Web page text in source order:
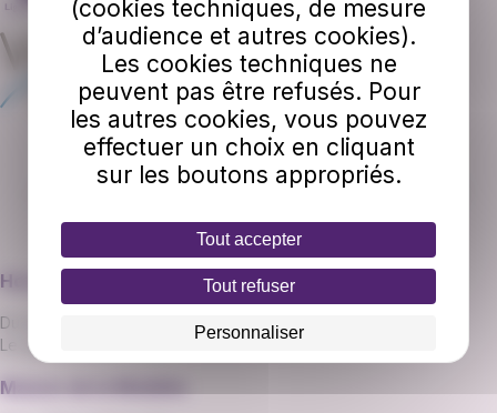
L'va est opéré par Vienne mobilité, filiale du Groupe RATP
Horaires d'ouverture
Du lundi au vendredi : 8h30-12h30 et 14h00-19h00
Le samedi : 8h30-12h30 et 14h00-16h30
Maison de la Mobilité
(cookies techniques, de mesure
d’audience et autres cookies).
Les cookies techniques ne
peuvent pas être refusés. Pour
les autres cookies, vous pouvez
effectuer un choix en cliquant
sur les boutons appropriés.
Tout accepter
Tout refuser
Personnaliser